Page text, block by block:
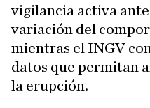
vigilancia activa
variación del
mientras el INGV
datos que permitan
la erupción.